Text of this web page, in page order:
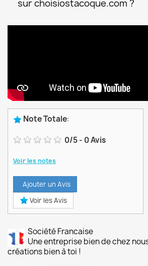
sur choisiostacoque.com ?
Note Totale:
0/5- 0Avis
Voir les notes
Ajouter un Avis
Voir les Avis
Société Francaise
Une entreprise bien de chez
créations bien à toi !